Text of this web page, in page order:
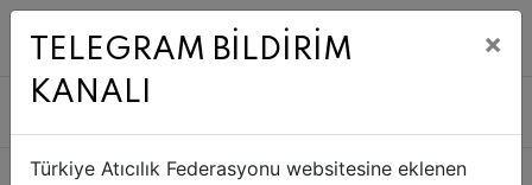
6 AĞU 2026 PERŞEMBE
TELEGRAM BİLDİRİM
KANALI
×
Türkiye Atıcılık Federasyonu websitesine eklenen